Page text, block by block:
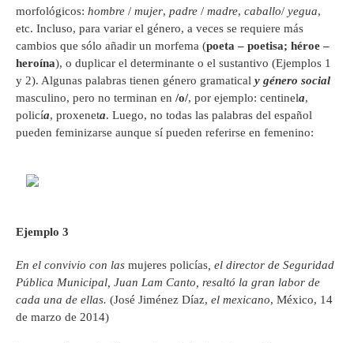
morfológicos: hombre / mujer, padre / madre, caballo/ yegua,
etc. Incluso, para variar el género, a veces se requiere más
cambios que sólo añadir un morfema (poeta – poetisa; héroe –
heroína), o duplicar el determinante o el sustantivo (Ejemplos 1
y 2). Algunas palabras tienen género gramatical y género social
masculino, pero no terminan en /o/, por ejemplo: centinela,
policía, proxeneta. Luego, no todas las palabras del español
pueden feminizarse aunque sí pueden referirse en femenino:
Ejemplo 3
En el convivio con las mujeres policías , el director de Seguridad
Pública Municipal, Juan Lam Canto, resaltó la gran labor de
cada una de ellas. (José Jiménez Díaz, el mexicano, México, 14
de marzo de 2014)